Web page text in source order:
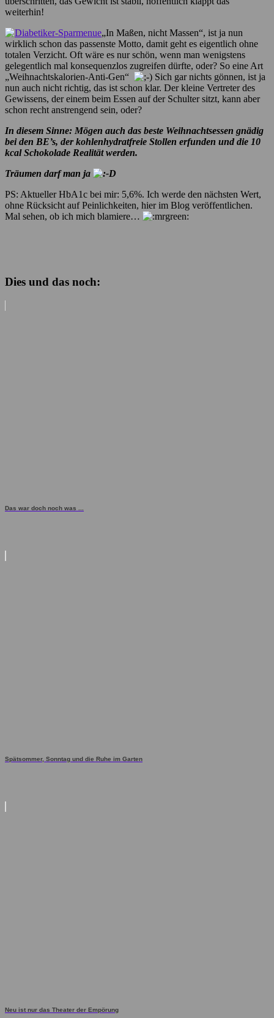
weiterhin!
„In Maßen, nicht Massen“, ist ja nun
wirklich schon das passenste Motto, damit geht es eigentlich ohne
totalen Verzicht. Oft wäre es nur schön, wenn man wenigstens
gelegentlich mal konsequenzlos zugreifen dürfte, oder? So eine Art
„Weihnachtskalorien-Anti-Gen“
Sich gar nichts gönnen, ist ja
nun auch nicht richtig, das ist schon klar. Der kleine Vertreter des
Gewissens, der einem beim Essen auf der Schulter sitzt, kann aber
schon recht anstrengend sein, oder?
In diesem Sinne: Mögen auch das beste Weihnachtsessen gnädig
bei den BE’s, der kohlenhydratfreie Stollen erfunden und die 10
kcal Schokolade Realität werden.
Träumen darf man ja
PS: Aktueller HbA1c bei mir: 5,6%. Ich werde den nächsten Wert,
ohne Rücksicht auf Peinlichkeiten, hier im Blog veröffentlichen.
Mal sehen, ob ich mich blamiere…
Dies und das noch:
Das war doch noch was ...
Spätsommer, Sonntag und die Ruhe im Garten
Neu ist nur das Theater der Empörung